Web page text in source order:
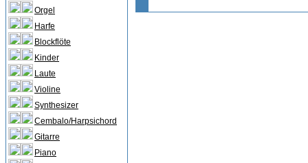
Orgel
Harfe
Blockflöte
Kinder
Laute
Violine
Synthesizer
Cembalo/Harpsichord
Gitarre
Piano